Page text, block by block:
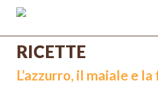
Skip
contentRICETTE
L’azzurro, il maiale e